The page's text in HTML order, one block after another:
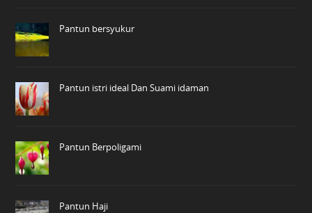
Pantun bersyukur
Pantun istri ideal Dan Suami idaman
Pantun Berpoligami
Pantun Haji